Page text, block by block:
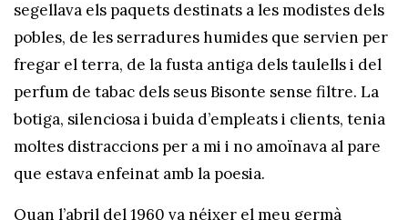
segellava els paquets destinats a les modistes dels
pobles, de les serradures humides que servien per
fregar el terra, de la fusta antiga dels taulells i del
perfum de tabac dels seus Bisonte sense filtre. La
botiga, silenciosa i buida d’empleats i clients, tenia
moltes distraccions per a mi i no amoïnava al pare
que estava enfeinat amb la poesia.
Quan l’abril del 1960 va néixer el meu germà